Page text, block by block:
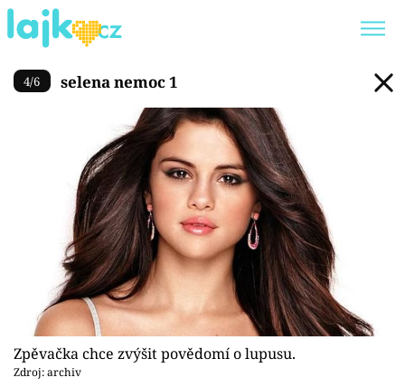
Trendy: KARLOS VÉMOLA
CLASH OF THE STARS
Témata
Showbyznys
Youtubeři
Virály
selena nemoc 1
4/6 selena nemoc 1
Zpěvačka chce zvýšit povědomí o lupusu.
Zdroj: archiv